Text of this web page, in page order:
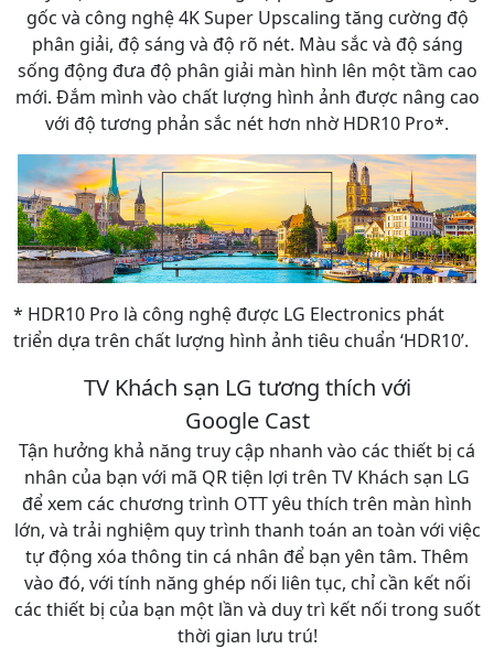
gốc và công nghệ 4K Super Upscaling tăng cường độ
phân giải, độ sáng và độ rõ nét. Màu sắc và độ sáng
sống động đưa độ phân giải màn hình lên một tầm cao
mới. Đắm mình vào chất lượng hình ảnh được nâng cao
với độ tương phản sắc nét hơn nhờ HDR10 Pro*.
* HDR10 Pro là công nghệ được LG Electronics phát
triển dựa trên chất lượng hình ảnh tiêu chuẩn ‘HDR10’.
TV Khách sạn LG tương thích với
Google Cast
Tận hưởng khả năng truy cập nhanh vào các thiết bị cá
nhân của bạn với mã QR tiện lợi trên TV Khách sạn LG
để xem các chương trình OTT yêu thích trên màn hình
lớn, và trải nghiệm quy trình thanh toán an toàn với việc
tự động xóa thông tin cá nhân để bạn yên tâm. Thêm
vào đó, với tính năng ghép nối liên tục, chỉ cần kết nối
các thiết bị của bạn một lần và duy trì kết nối trong suốt
thời gian lưu trú!